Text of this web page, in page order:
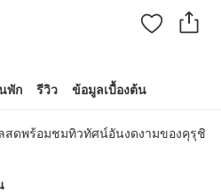
พัก รีวิว ข้อมูลเบื้องต้น
สดพร้อมชมทิวทัศน์อันงดงามของคุรุชิ